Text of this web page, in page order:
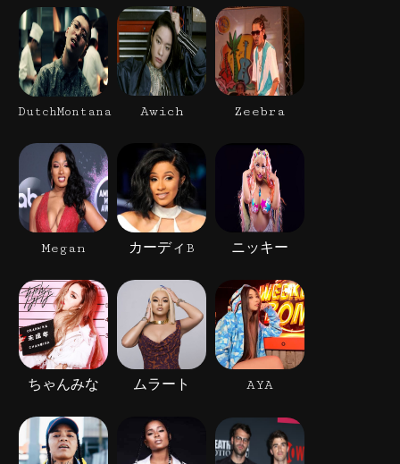
DutchMontana Awich Zeebra
Megan カーディB ニッキー
ちゃんみな ムラート AYA